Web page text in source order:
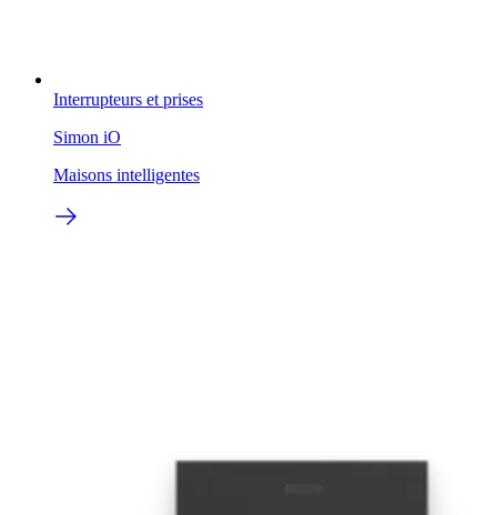
Interrupteurs et prises
Simon iO
Maisons intelligentes